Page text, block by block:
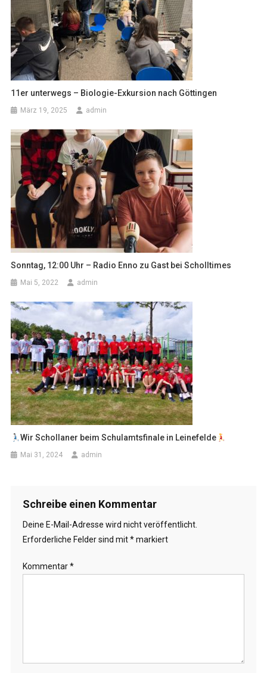
11er unterwegs – Biologie-Exkursion nach Göttingen
März 19, 2025 admin
Sonntag, 12:00 Uhr – Radio Enno zu Gast bei Scholltimes
Mai 5, 2022 admin
Wir Schollaner beim Schulamtsfinale in Leinefelde
Mai 31, 2024 admin
Schreibe einen Kommentar
Deine E-Mail-Adresse wird nicht veröffentlicht.
Erforderliche Felder sind mit*markiert
Kommentar*